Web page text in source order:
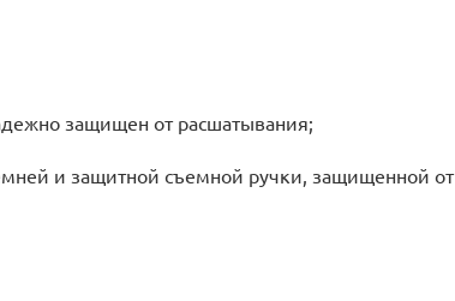
защищен от расшатывания;
и защитной съемной ручки, защищенной от